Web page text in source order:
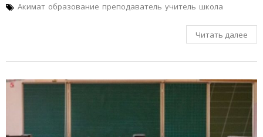
Акимат образование преподаватель учитель школа
Читать далее